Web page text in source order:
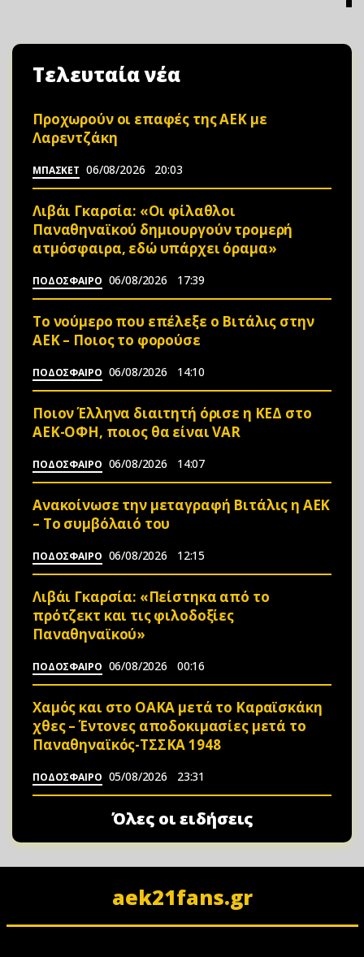
Τελευταία νέα
Προχωρούν οι επαφές της ΑΕΚ με
Λαρεντζάκη
ΜΠΑΣΚΕΤ 06/08/2026 20:03
Λιβάι Γκαρσία: «Οι φίλαθλοι
Παναθηναϊκού δημιουργούν τρομερή
ατμόσφαιρα, εδώ υπάρχει όραμα»
ΠΟΔΟΣΦΑΙΡΟ 06/08/2026 17:39
Το νούμερο που επέλεξε ο Βιτάλις στην
ΑΕΚ – Ποιος το φορούσε
ΠΟΔΟΣΦΑΙΡΟ 06/08/2026 14:10
Ποιον Έλληνα διαιτητή όρισε η ΚΕΔ στο
ΑΕΚ-ΟΦΗ, ποιος θα είναι VAR
ΠΟΔΟΣΦΑΙΡΟ 06/08/2026 14:07
Ανακοίνωσε την μεταγραφή Βιτάλις η ΑΕΚ
– Το συμβόλαιό του
ΠΟΔΟΣΦΑΙΡΟ 06/08/2026 12:15
Λιβάι Γκαρσία: «Πείστηκα από το
πρότζεκτ και τις φιλοδοξίες
Παναθηναϊκού»
ΠΟΔΟΣΦΑΙΡΟ 06/08/2026 00:16
Χαμός και στο ΟΑΚΑ μετά το Καραϊσκάκη
χθες – Έντονες αποδοκιμασίες μετά το
Παναθηναϊκός-ΤΣΣΚΑ 1948
ΠΟΔΟΣΦΑΙΡΟ 05/08/2026 23:31
Όλες οι ειδήσεις
aek21fans.gr